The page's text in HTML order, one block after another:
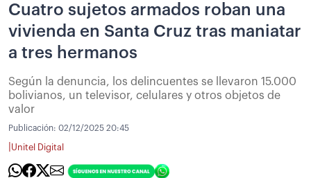
Cuatro sujetos armados roban una
vivienda en Santa Cruz tras maniatar
a tres hermanos
Según la denuncia, los delincuentes se llevaron 15.000
bolivianos, un televisor, celulares y otros objetos de
valor
Publicación: 02/12/2025 20:45
Unitel Digital